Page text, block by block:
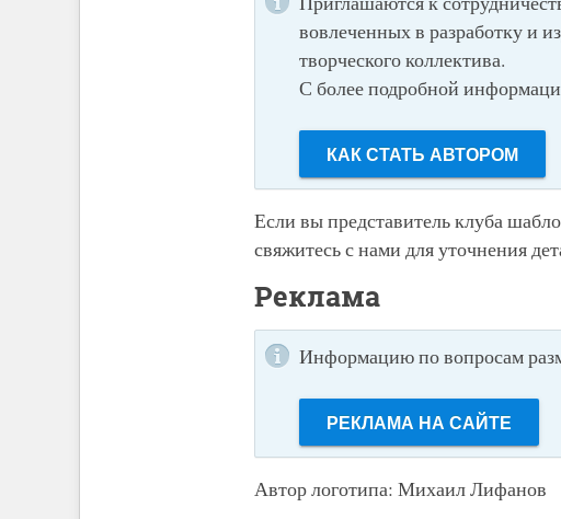
вовлеченных в разработку и
творческого коллектива.
С более подробной
КАК СТАТЬ АВТОРОМ
Если вы представитель клуба
свяжитесь с нами для уточнения
Реклама
Информацию по вопросам
РЕКЛАМА НА САЙТЕ
Автор логотипа: Михаил Лифанов